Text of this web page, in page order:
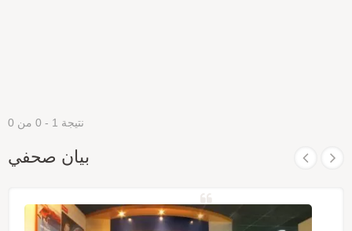
نتيجة 1 - 0 من 0
بيان صحفي